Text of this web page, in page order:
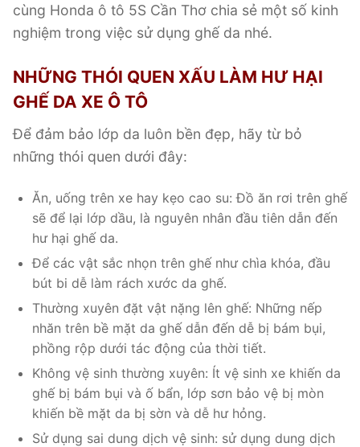
cùng Honda ô tô 5S Cần Thơ chia sẻ một số kinh
nghiệm trong việc sử dụng ghế da nhé.
NHỮNG THÓI QUEN XẤU LÀM HƯ HẠI
GHẾ DA XE Ô TÔ
Để đảm bảo lớp da luôn bền đẹp, hãy từ bỏ
những thói quen dưới đây:
Ăn, uống trên xe hay kẹo cao su: Đồ ăn rơi trên ghế
sẽ để lại lớp dầu, là nguyên nhân đầu tiên dẫn đến
hư hại ghế da.
Để các vật sắc nhọn trên ghế như chìa khóa, đầu
bút bi dễ làm rách xước da ghế.
Thường xuyên đặt vật nặng lên ghế: Những nếp
nhăn trên bề mặt da ghế dẫn đến dễ bị bám bụi,
phồng rộp dưới tác động của thời tiết.
Không vệ sinh thường xuyên: Ít vệ sinh xe khiến da
ghế bị bám bụi và ố bẩn, lớp sơn bảo vệ bị mòn
khiến bề mặt da bị sờn và dễ hư hỏng.
Sử dụng sai dung dịch vệ sinh: sử dụng dung dịch